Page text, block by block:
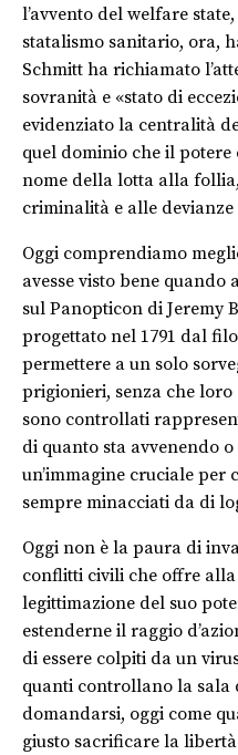
l’avvento del welfare
statalismo sanitario, ora,
Schmitt ha richiamato
sovranità e «stato di
evidenziato la centralità
quel dominio che il
nome della lotta alla
criminalità e alle devianze
Oggi comprendiamo
avesse visto bene quando
sul Panopticon di Jeremy
progettato nel 1791 dal
permettere a un solo
prigionieri, senza che
sono controllati
di quanto sta avvenendo
un’immagine cruciale per
sempre minacciati da di
Oggi non è la paura di
conflitti civili che offre
legittimazione del suo
estenderne il raggio
di essere colpiti da un
quanti controllano la sala
domandarsi, oggi come
giusto sacrificare la